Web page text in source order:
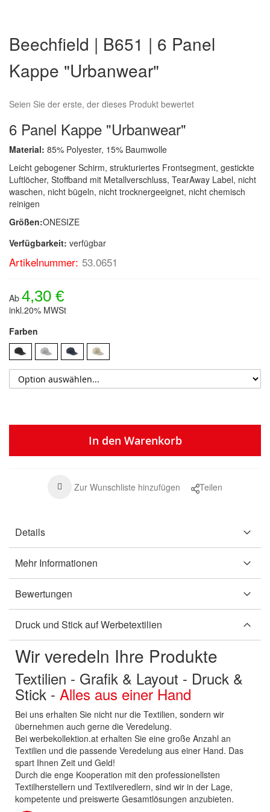
der
Bildergalerie
springen
Beechfield | B651 | 6 Panel
Kappe "Urbanwear"
Seien Sie der erste, der dieses Produkt bewertet
6 Panel Kappe "Urbanwear"
Material: 85% Polyester, 15% Baumwolle
Leicht gebogener Schirm, strukturiertes Frontsegment, gestickte
Luftlöcher, Stoffband mit Metallverschluss, TearAway Label, nicht
waschen, nicht bügeln, nicht trocknergeeignet, nicht chemisch
reinigen
Größen:ONESIZE
Verfügbarkeit: verfügbar
Artikelnummer: 53.0651
Ab 4,30 €
inkl.20% MWSt
Farben
In den Warenkorb
Zur Wunschliste hinzufügen Teilen
Details
Mehr Informationen
Bewertungen
Druck und Stick auf Werbetextilien
Wir veredeln Ihre Produkte
Textilien - Grafik & Layout - Druck &
Stick - Alles aus einer Hand
Bei uns erhalten Sie nicht nur die Textilien, sondern wir
übernehmen auch gerne die Veredelung.
Bei werbekollektion.at erhalten Sie eine große Anzahl an
Textilien und die passende Veredelung aus einer Hand. Das
spart Ihnen Zeit und Geld!
Durch die enge Kooperation mit den professionellsten
Textilherstellern und Textilveredlern, sind wir in der Lage,
kompetente und preiswerte Gesamtlösungen anzubieten.